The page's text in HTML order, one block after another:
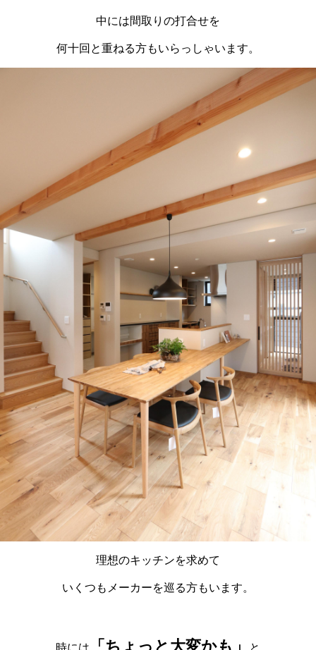
中には間取りの打合せを
何十回と重ねる方もいらっしゃいます。
理想のキッチンを求めて
いくつもメーカーを巡る方もいます。
時には 「ちょっと大変かも」 と